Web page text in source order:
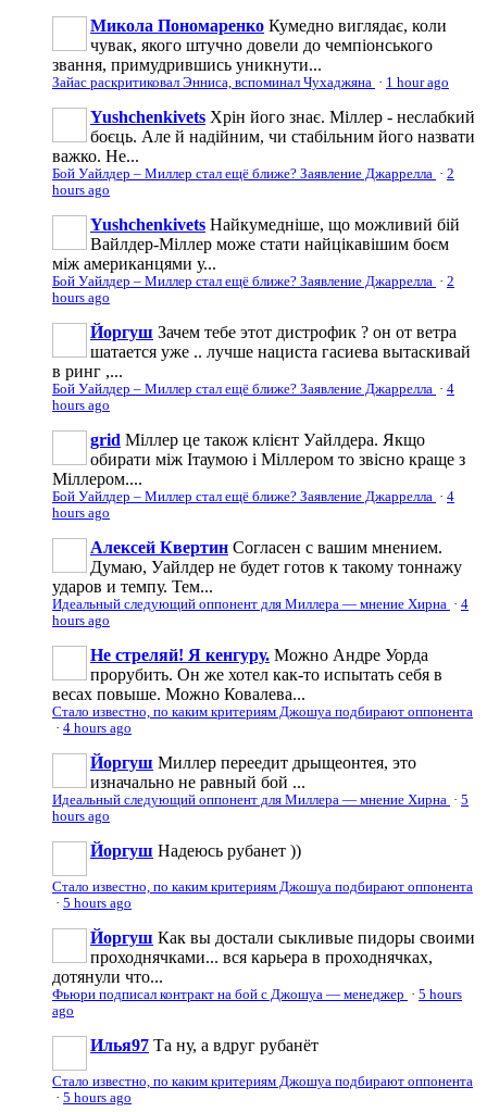
Микола Пономаренко Кумедно виглядає, коли
чувак, якого штучно довели до чемпіонського
звання, примудрившись уникнути...
Зайас раскритиковал Энниса, вспоминал Чухаджяна · 1 hour ago
Yushchenkivets Хрін його знає. Міллер - неслабкий
боєць. Але й надійним, чи стабільним його назвати
важко. Не...
Бой Уайлдер – Миллер стал ещё ближе? Заявление Джаррелла · 2
hours ago
Yushchenkivets Найкумедніше, що можливий бій
Вайлдер-Міллер може стати найцікавішим боєм
між американцями у...
Бой Уайлдер – Миллер стал ещё ближе? Заявление Джаррелла · 2
hours ago
Йоргуш Зачем тебе этот дистрофик ? он от ветра
шатается уже .. лучше нациста гасиева вытаскивай
в ринг ,...
Бой Уайлдер – Миллер стал ещё ближе? Заявление Джаррелла · 4
hours ago
grid Міллер це також клієнт Уайлдера. Якщо
обирати між Ітаумою і Міллером то звісно краще з
Міллером....
Бой Уайлдер – Миллер стал ещё ближе? Заявление Джаррелла · 4
hours ago
Алексей Квертин Согласен с вашим мнением.
Думаю, Уайлдер не будет готов к такому тоннажу
ударов и темпу. Тем...
Идеальный следующий оппонент для Миллера — мнение Хирна · 4
hours ago
Не стреляй! Я кенгуру. Можно Андре Уорда
прорубить. Он же хотел как-то испытать себя в
весах повыше. Можно Ковалева...
Стало известно, по каким критериям Джошуа подбирают оппонента
· 4 hours ago
Йоргуш Миллер переедит дрыщеонтея, это
изначально не равный бой ...
Идеальный следующий оппонент для Миллера — мнение Хирна · 5
hours ago
Йоргуш Надеюсь рубанет ))
Стало известно, по каким критериям Джошуа подбирают оппонента
· 5 hours ago
Йоргуш Как вы достали сыкливые пидоры своими
проходнячками... вся карьера в проходнячках,
дотянули что...
Фьюри подписал контракт на бой с Джошуа — менеджер · 5 hours
ago
Илья97 Та ну, а вдруг рубанёт
Стало известно, по каким критериям Джошуа подбирают оппонента
· 5 hours ago